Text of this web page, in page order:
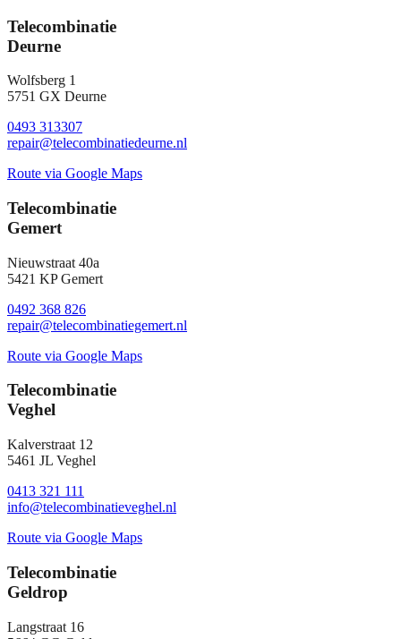
Telecombinatie
Deurne
Wolfsberg 1
5751 GX Deurne
0493 313307
repair@telecombinatiedeurne.nl
Route via Google Maps
Telecombinatie
Gemert
Nieuwstraat 40a
5421 KP Gemert
0492 368 826
repair@telecombinatiegemert.nl
Route via Google Maps
Telecombinatie
Veghel
Kalverstraat 12
5461 JL Veghel
0413 321 111
info@telecombinatieveghel.nl
Route via Google Maps
Telecombinatie
Geldrop
Langstraat 16